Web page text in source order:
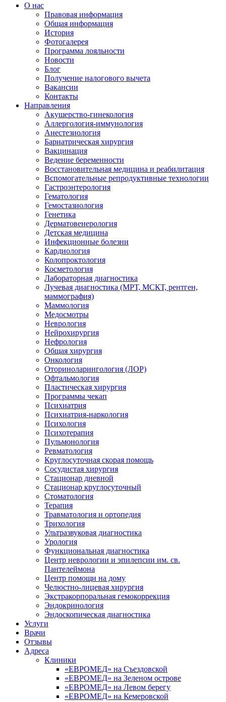
О нас
Правовая информация
Общая информация
История
Фотогалерея
Программа лояльности
Новости
Блог
Получение налогового вычета
Вакансии
Контакты
Направления
Акушерство-гинекология
Аллергология-иммунология
Анестезиология
Бариатрическая хирургия
Вакцинация
Ведение беременности
Восстановительная медицина и реабилитация
Вспомогательные репродуктивные технологии
Гастроэнтерология
Гематология
Гемостазиология
Генетика
Дерматовенерология
Детская медицина
Инфекционные болезни
Кардиология
Колопроктология
Косметология
Лабораторная диагностика
Лучевая диагностика (МРТ, МСКТ, рентген,
маммография)
Маммология
Медосмотры
Неврология
Нейрохирургия
Нефрология
Общая хирургия
Онкология
Оториноларингология (ЛОР)
Офтальмология
Пластическая хирургия
Программы чекап
Психиатрия
Психиатрия-наркология
Психология
Психотерапия
Пульмонология
Ревматология
Круглосуточная скорая помощь
Сосудистая хирургия
Стационар дневной
Стационар круглосуточный
Стоматология
Терапия
Травматология и ортопедия
Трихология
Ультразвуковая диагностика
Урология
Функциональная диагностика
Центр неврологии и эпилепсии им. св.
Пантелеймона
Центр помощи на дому
Челюстно-лицевая хирургия
Экстракорпоральная гемокоррекция
Эндокринология
Эндоскопическая диагностика
Услуги
Врачи
Отзывы
Адреса
Клиники
«ЕВРОМЕД» на Съездовской
«ЕВРОМЕД» на Зеленом острове
«ЕВРОМЕД» на Левом берегу
«ЕВРОМЕД» на Кемеровской